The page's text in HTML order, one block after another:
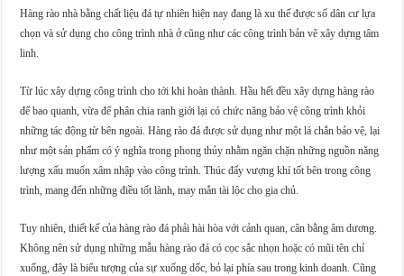
Hàng rào nhà bằng chất liệu đá tự nhiên hiện nay đang là xu thế được số dân cư lựa
chọn và sử dụng cho công trình nhà ở cũng như các công trình bản vẽ xây dựng tâm
linh.
Từ lúc xây dựng công trình cho tới khi hoàn thành. Hầu hết đều xây dựng hàng rào
để bao quanh, vừa để phân chia ranh giới lại có chức năng bảo vệ công trình khỏi
những tác động từ bên ngoài. Hàng rào đá được sử dụng như một lá chắn bảo vệ, lại
như một sản phẩm có ý nghĩa trong phong thủy nhằm ngăn chặn những nguồn năng
lượng xấu muốn xâm nhập vào công trình. Thúc đẩy vượng khí tốt bên trong công
trình, mang đến những điều tốt lành, may mắn tài lộc cho gia chủ.
Tuy nhiên, thiết kế của hàng rào đá phải hài hòa với cảnh quan, cân bằng âm dương.
Không nên sử dụng những mẫu hàng rào đá có cọc sắc nhọn hoặc có mũi tên chỉ
xuống, đây là biểu tượng của sự xuống dốc, bỏ lại phía sau trong kinh doanh. Cũng